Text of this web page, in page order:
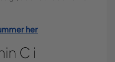
her
C i